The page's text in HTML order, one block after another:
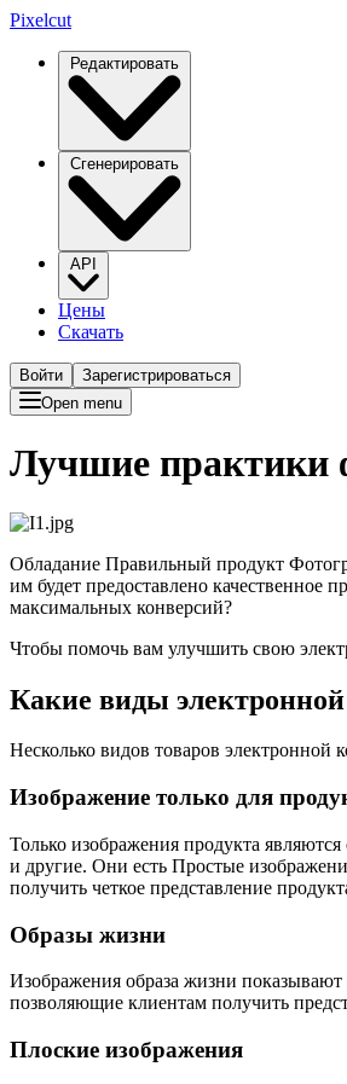
Pixelcut
Редактировать
Сгенерировать
API
Цены
Скачать
Войти
Зарегистрироваться
Open menu
Лучшие практики
Обладание Правильный продукт
им будет предоставлено
максимальных конверсий?
Чтобы помочь вам улучшить свою
Какие виды
Несколько видов товаров
Изображение только для
Только изображения продукта
и другие. Они есть Простые
получить четкое представление
Образы жизни
Изображения образа жизни показывают
позволяющие клиентам получить
Плоские изображения